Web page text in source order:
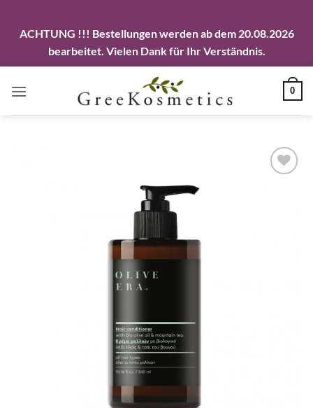
ACHTUNG !!! Bestellungen werden ab dem 20.08.2026
bearbeitet. Vielen Dank für Ihr Verständnis.
Inhalt
0